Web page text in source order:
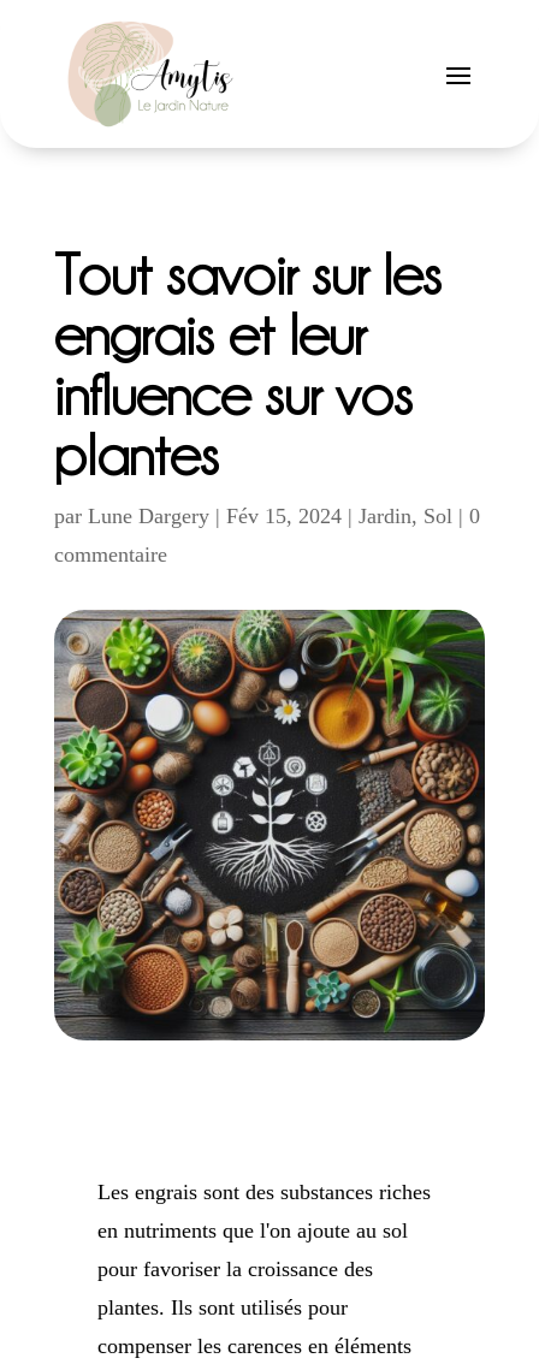
Tout savoir sur les
engrais et leur
influence sur vos
plantes
par Lune Dargery| Fév 15, 2024| Jardin, Sol | 0
commentaire
Les engrais sont des substances riches
en nutriments que l'on ajoute au sol
pour favoriser la croissance des
plantes. Ils sont utilisés pour
compenser les carences en éléments